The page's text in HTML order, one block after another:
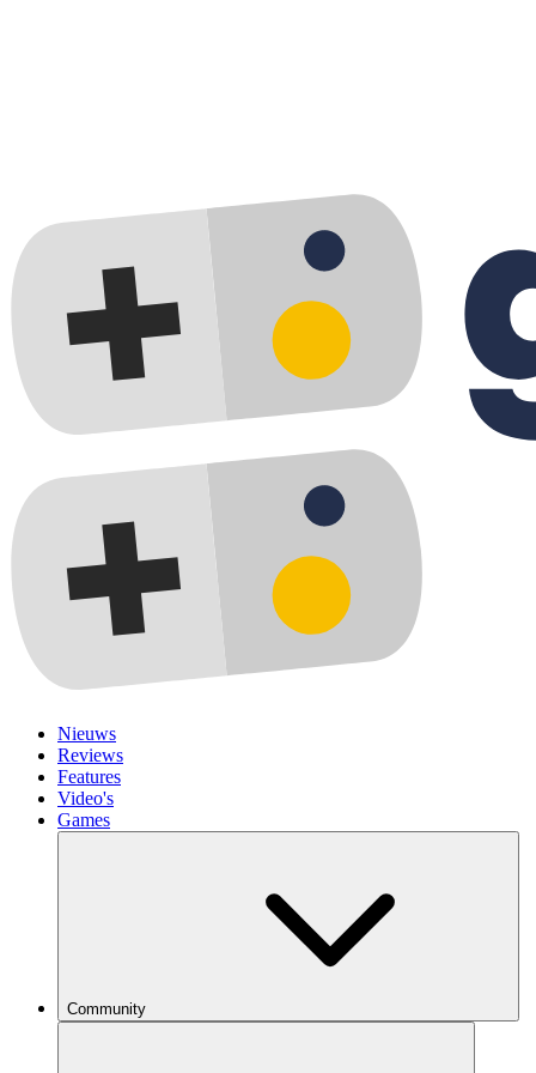
Nieuws
Reviews
Features
Video's
Games
Community